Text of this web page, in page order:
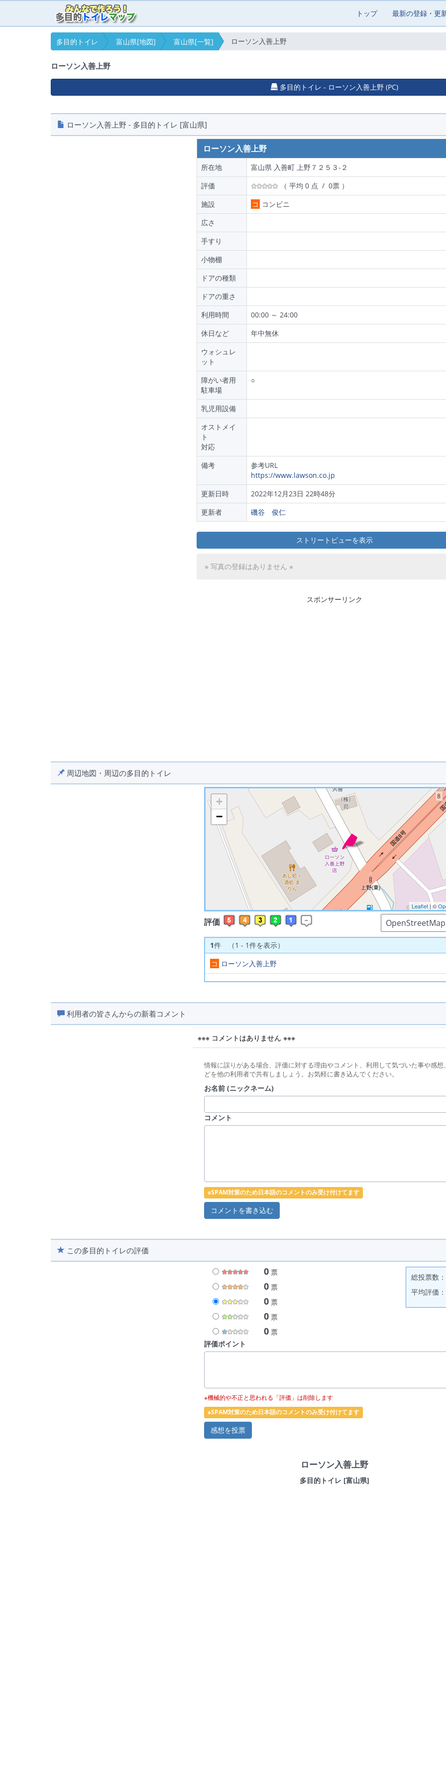
トップ 最新の登録・更
多目的トイレ 富山県[地図] 富山県[一覧] ローソン入善上野
ローソン入善上野
多目的トイレ - ローソン入善上野 (PC)
ローソン入善上野 - 多目的トイレ [富山県]
ローソン入善上野
所在地
富山県 入善町 上野７２５３‐２
評価
（ 平均 0 点 / 0票 ）
施設
コ コンビニ
広さ
手すり
小物棚
ドアの種類
ドアの重さ
利用時間
00:00 ～ 24:00
休日など
年中無休
ウォシュレ
ット
障がい者用
駐車場
○
乳児用設備
オストメイ
ト
対応
備考
参考URL
https://www.lawson.co.jp
更新日時
2022年12月23日 22時48分
更新者
磯谷 俊仁
ストリートビューを表示
※ 写真の登録はありません ※
スポンサーリンク
周辺地図・周辺の多目的トイレ
※ マップを検索、表示中です ※
+
−
Leaflet| ©
評価
1件 （1 - 1件を表示）
コ ローソン入善上野
利用者の皆さんからの新着コメント
※※※ コメントはありません ※※※
情報に誤りがある場合、評価に対する理由やコメント、利用して気づいた事や感想
どを他の利用者で共有しましょう。お気軽に書き込んでください。
お名前 (ニックネーム)
コメント
※SPAM対策のため日本語のコメントのみ受け付けてます
この多目的トイレの評価
0票
0票
0票
0票
0票
総投票数
平均評価
評価ポイント
※機械的や不正と思われる「評価」は削除します
※SPAM対策のため日本語のコメントのみ受け付けてます
ローソン入善上野
多目的トイレ [富山県]